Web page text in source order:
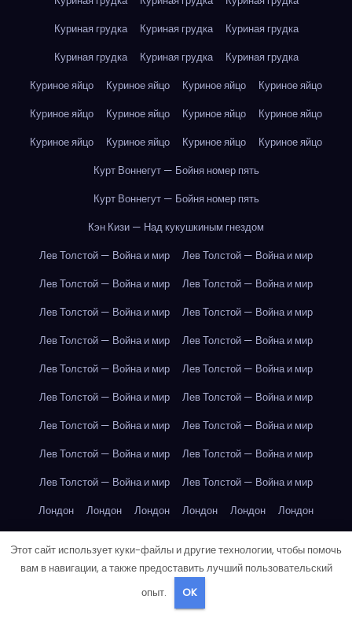
Куриная грудка
Куриная грудка
Куриная грудка
Куриная грудка
Куриная грудка
Куриная грудка
Куриное яйцо
Куриное яйцо Куриное яйцо
Куриное яйцо
Куриное яйцо
Куриное яйцо Куриное яйцо
Куриное яйцо
Куриное яйцо
Куриное яйцо Куриное яйцо
Куриное яйцо
Курт Воннегут — Бойня номер пять
Курт Воннегут — Бойня номер пять
Кэн Кизи — Над кукушкиным гнездом
Лев Толстой — Война и мир
Лев Толстой — Война и мир
Лев Толстой — Война и мир
Лев Толстой — Война и мир
Лев Толстой — Война и мир
Лев Толстой — Война и мир
Лев Толстой — Война и мир
Лев Толстой — Война и мир
Лев Толстой — Война и мир
Лев Толстой — Война и мир
Лев Толстой — Война и мир
Лев Толстой — Война и мир
Лев Толстой — Война и мир
Лев Толстой — Война и мир
Лев Толстой — Война и мир
Лев Толстой — Война и мир
Лев Толстой — Война и мир
Лев Толстой — Война и мир
Лондон
Лондон Лондон Лондон Лондон
Лондон
Лондон
Лондон Лондон Лондон Лондон
Лондон
Лондон Лондон
Этот сайт использует куки-файлы и другие технологии, чтобы помочь
вам в навигации, а также предоставить лучший пользовательский
опыт.
OK